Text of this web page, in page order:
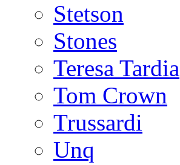
Stetson
Stones
Teresa Tardia
Tom Crown
Trussardi
Unq